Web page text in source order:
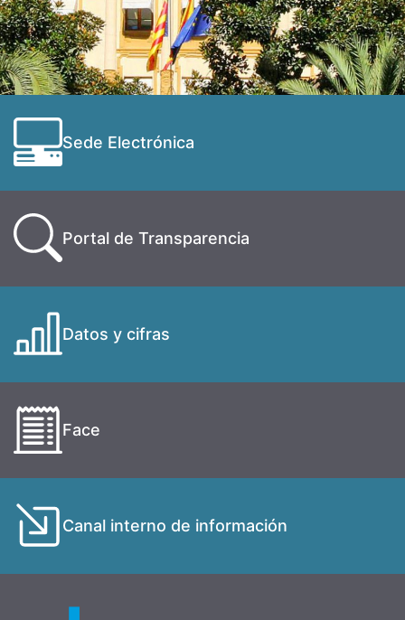
Sede Electrónica
Portal de Transparencia
Datos y cifras
Face
Canal interno de información